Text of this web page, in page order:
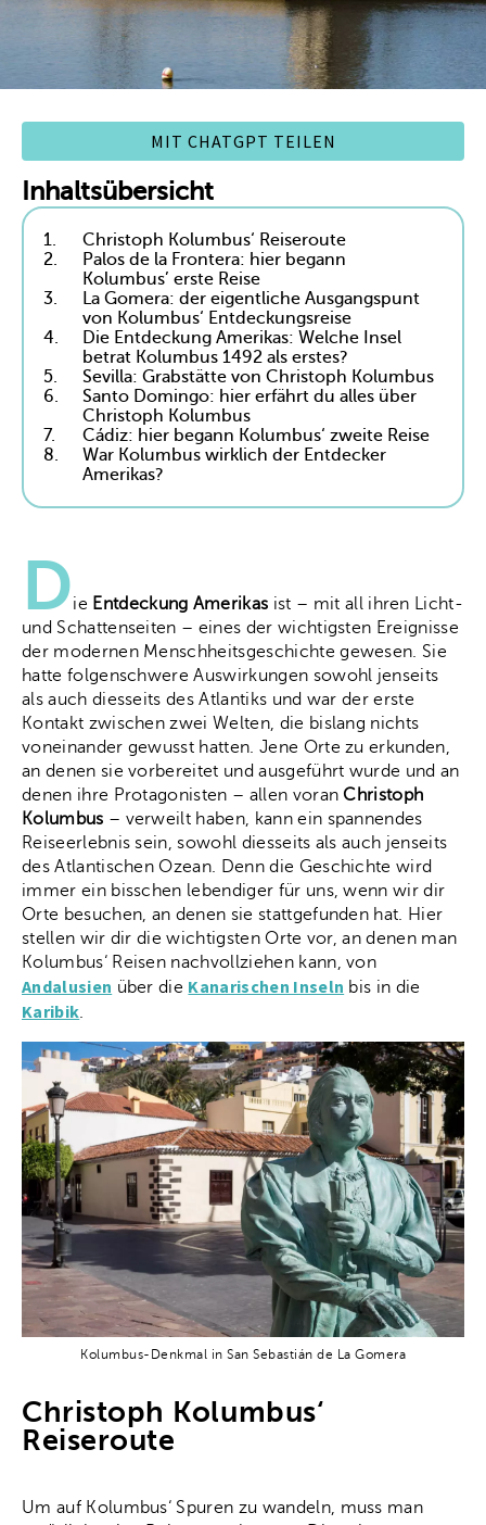
MIT CHATGPT TEILEN
Inhaltsübersicht
1.
Christoph Kolumbus‘ Reiseroute
2.
Palos de la Frontera: hier begann
Kolumbus’ erste Reise
3.
La Gomera: der eigentliche Ausgangspunt
von Kolumbus‘ Entdeckungsreise
4.
Die Entdeckung Amerikas: Welche Insel
betrat Kolumbus 1492 als erstes?
5.
Sevilla: Grabstätte von Christoph Kolumbus
6.
Santo Domingo: hier erfährt du alles über
Christoph Kolumbus
7.
Cádiz: hier begann Kolumbus‘ zweite Reise
8.
War Kolumbus wirklich der Entdecker
Amerikas?
Die Entdeckung Amerikas ist – mit all ihren Licht-
und Schattenseiten – eines der wichtigsten Ereignisse
der modernen Menschheitsgeschichte gewesen. Sie
hatte folgenschwere Auswirkungen sowohl jenseits
als auch diesseits des Atlantiks und war der erste
Kontakt zwischen zwei Welten, die bislang nichts
voneinander gewusst hatten. Jene Orte zu erkunden,
an denen sie vorbereitet und ausgeführt wurde und an
denen ihre Protagonisten – allen voran Christoph
Kolumbus – verweilt haben, kann ein spannendes
Reiseerlebnis sein, sowohl diesseits als auch jenseits
des Atlantischen Ozean. Denn die Geschichte wird
immer ein bisschen lebendiger für uns, wenn wir dir
Orte besuchen, an denen sie stattgefunden hat. Hier
stellen wir dir die wichtigsten Orte vor, an denen man
Kolumbus‘ Reisen nachvollziehen kann, von
Andalusien über die Kanarischen Inseln bis in die
Karibik.
Kolumbus-Denkmal in San Sebastián de La Gomera
Christoph Kolumbus‘
Reiseroute
Um auf Kolumbus‘ Spuren zu wandeln, muss man